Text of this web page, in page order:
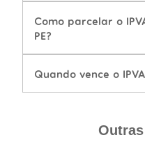
Como parcelar o
PE?
Quando vence o